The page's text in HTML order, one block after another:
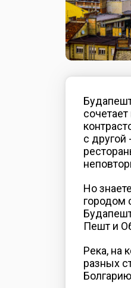
с
Но
городом
Пешт и
Река, на
разных